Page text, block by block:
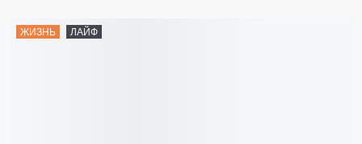
ЖИЗНЬ ЛАЙФ